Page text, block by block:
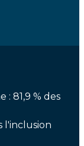
81,9 % des
l'inclusion